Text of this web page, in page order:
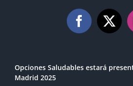
Opciones Saludables estará
Madrid 2025